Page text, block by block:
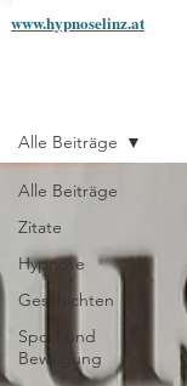
www.hypnoselinz.at
Alle Beiträge
Zitate
Hypnose
Geschichten
Sport und
Bewegung
Alle Beiträge